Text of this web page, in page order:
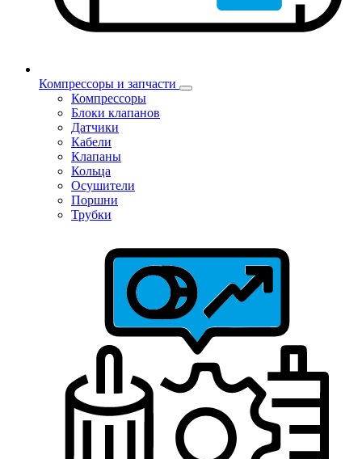
Компрессоры и запчасти
Компрессоры
Блоки клапанов
Датчики
Кабели
Клапаны
Кольца
Осушители
Поршни
Трубки